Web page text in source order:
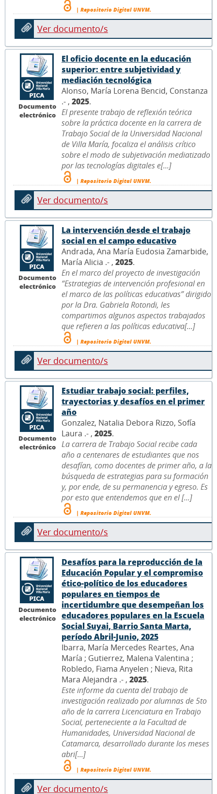
| Repositorio Digital UNVM.
Ver documento/s
Documento
electrónico
El oficio docente en la educación
superior: entre subjetividad y
mediación tecnológica
Alonso, María Lorena Bencid, Constanza
.- , 2025.
El presente trabajo de reflexión teórica
sobre la práctica docente en la carrera de
Trabajo Social de la Universidad Nacional
de Villa María, focaliza el análisis crítico
sobre el modo de subjetivación mediatizado
por las tecnologías digitales e[...]
| Repositorio Digital UNVM.
Ver documento/s
Documento
electrónico
La intervención desde el trabajo
social en el campo educativo
Andrada, Ana María Eudosia Zamarbide,
María Alicia .- , 2025.
En el marco del proyecto de investigación
“Estrategias de intervención profesional en
el marco de las políticas educativas” dirigido
por la Dra. Gabriela Rotondi, les
compartimos algunos aspectos trabajados
que refieren a las políticas educativa[...]
| Repositorio Digital UNVM.
Ver documento/s
Documento
electrónico
Estudiar trabajo social: perfiles,
trayectorias y desafíos en el primer
año
Gonzalez, Natalia Debora Rizzo, Sofía
Laura .- , 2025.
La carrera de Trabajo Social recibe cada
año a centenares de estudiantes que nos
desafían, como docentes de primer año, a la
búsqueda de estrategias para su formación
y, por ende, de su permanencia y egreso. Es
por esto que entendemos que en el [...]
| Repositorio Digital UNVM.
Ver documento/s
Documento
electrónico
Desafíos para la reproducción de la
Educación Popular y el compromiso
ético-político de los educadores
populares en tiempos de
incertidumbre que desempeñan los
educadores populares en la Escuela
Social Suyai, Barrio Santa Marta,
período Abril-Junio, 2025
Ibarra, María Mercedes Reartes, Ana
María ; Gutierrez, Malena Valentina ;
Robledo, Fiama Anyelen ; Nieva, Rita
Mara Alejandra .- , 2025.
Este informe da cuenta del trabajo de
investigación realizado por alumnas de 5to
año de la carrera Licenciatura en Trabajo
Social, perteneciente a la Facultad de
Humanidades, Universidad Nacional de
Catamarca, desarrollado durante los meses
abri[...]
| Repositorio Digital UNVM.
Ver documento/s